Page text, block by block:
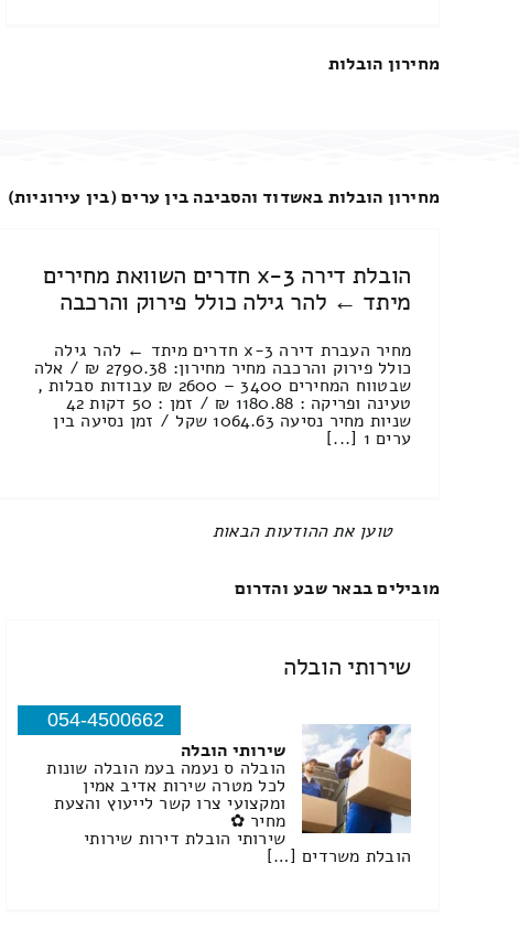
מחירון הובלות
מחירון הובלות באשדוד והסביבה בין ערים (בין עירוניות)
הובלת דירה 3-x חדרים השוואת מחירים
מיתד ← להר גילה כולל פירוק והרכבה
מחיר העברת דירה 3-x חדרים מיתד ← להר גילה
כולל פירוק והרכבה מחיר מחירון: 2790.38 ₪ / אלה
שבטווח המחירים 3400 – 2600 ₪ עבודות סבלות ,
טעינה ופריקה : 1180.88 ₪ / זמן : 50 דקות 42
שניות מחיר נסיעה 1064.63 שקל / זמן נסיעה בין
ערים 1 [...]
טוען את ההודעות הבאות
מובילים בבאר שבע והדרום
שירותי הובלה
054-4500662
שירותי הובלה
הובלה ס נעמה בעמ הובלה שונות
לכל מטרה שירות אדיב אמין
ומקצועי צרו קשר לייעוץ והצעת
מחיר ✿
שירותי הובלת דירות שירותי
הובלת משרדים […]